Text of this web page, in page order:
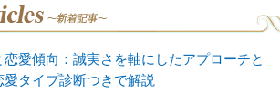
愛傾向：誠実さを軸にしたアプローチと
タイプ診断つきで解説